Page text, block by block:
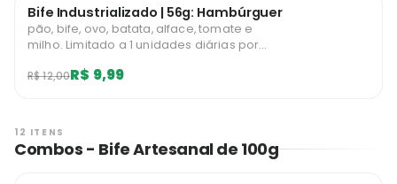
Bife Industrializado | 56g: Hambúrguer
pão, bife, ovo, batata, alface, tomate e
milho. Limitado a 1 unidades diárias por
R$ 12,00R$ 9,99
12 ITENS
Combos - Bife Artesanal de 100g